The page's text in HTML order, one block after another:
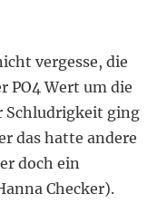
vergesse, die
PO4 Wert um die
Schludrigkeit ging
das hatte andere
doch ein
Checker).